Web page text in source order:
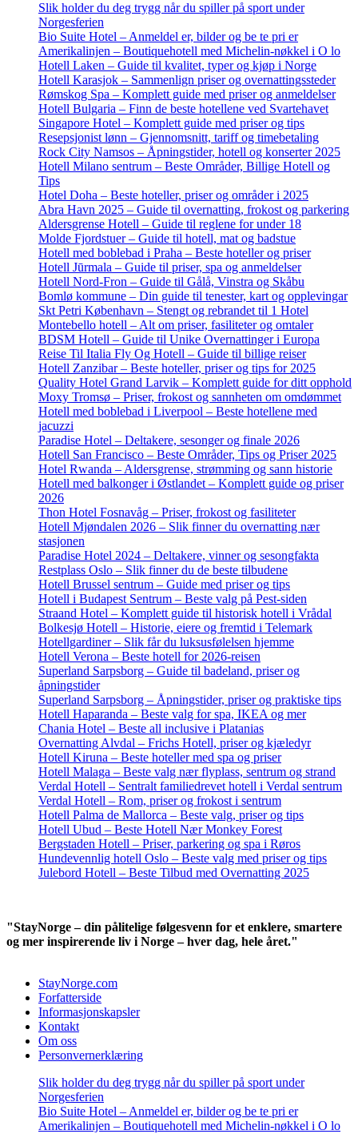
Slik holder du deg trygg når du spiller på sport under
Norgesferien
Bio Suite Hotel – Anmeldel er, bilder og be te pri er
Amerikalinjen – Boutiquehotell med Michelin-nøkkel i O lo
Hotell Laken – Guide til kvalitet, typer og kjøp i Norge
Hotell Karasjok – Sammenlign priser og overnattingssteder
Rømskog Spa – Komplett guide med priser og anmeldelser
Hotell Bulgaria – Finn de beste hotellene ved Svartehavet
Singapore Hotel – Komplett guide med priser og tips
Resepsjonist lønn – Gjennomsnitt, tariff og timebetaling
Rock City Namsos – Åpningstider, hotell og konserter 2025
Hotell Milano sentrum – Beste Områder, Billige Hotell og
Tips
Hotel Doha – Beste hoteller, priser og områder i 2025
Abra Havn 2025 – Guide til overnatting, frokost og parkering
Aldersgrense Hotell – Guide til reglene for under 18
Molde Fjordstuer – Guide til hotell, mat og badstue
Hotell med boblebad i Praha – Beste hoteller og priser
Hotell Jūrmala – Guide til priser, spa og anmeldelser
Hotell Nord-Fron – Guide til Gålå, Vinstra og Skåbu
Bomlø kommune – Din guide til tenester, kart og opplevingar
Skt Petri København – Stengt og rebrandet til 1 Hotel
Montebello hotell – Alt om priser, fasiliteter og omtaler
BDSM Hotell – Guide til Unike Overnattinger i Europa
Reise Til Italia Fly Og Hotell – Guide til billige reiser
Hotell Zanzibar – Beste hoteller, priser og tips for 2025
Quality Hotel Grand Larvik – Komplett guide for ditt opphold
Moxy Tromsø – Priser, frokost og sannheten om omdømmet
Hotell med boblebad i Liverpool – Beste hotellene med
jacuzzi
Paradise Hotel – Deltakere, sesonger og finale 2026
Hotell San Francisco – Beste Områder, Tips og Priser 2025
Hotel Rwanda – Aldersgrense, strømming og sann historie
Hotell med balkonger i Østlandet – Komplett guide og priser
2026
Thon Hotel Fosnavåg – Priser, frokost og fasiliteter
Hotell Mjøndalen 2026 – Slik finner du overnatting nær
stasjonen
Paradise Hotel 2024 – Deltakere, vinner og sesongfakta
Restplass Oslo – Slik finner du de beste tilbudene
Hotell Brussel sentrum – Guide med priser og tips
Hotell i Budapest Sentrum – Beste valg på Pest-siden
Straand Hotel – Komplett guide til historisk hotell i Vrådal
Bolkesjø Hotell – Historie, eiere og fremtid i Telemark
Hotellgardiner – Slik får du luksusfølelsen hjemme
Hotell Verona – Beste hotell for 2026-reisen
Superland Sarpsborg – Guide til badeland, priser og
åpningstider
Superland Sarpsborg – Åpningstider, priser og praktiske tips
Hotell Haparanda – Beste valg for spa, IKEA og mer
Chania Hotel – Beste all inclusive i Platanias
Overnatting Alvdal – Frichs Hotell, priser og kjæledyr
Hotell Kiruna – Beste hoteller med spa og priser
Hotell Malaga – Beste valg nær flyplass, sentrum og strand
Verdal Hotell – Sentralt familiedrevet hotell i Verdal sentrum
Verdal Hotell – Rom, priser og frokost i sentrum
Hotell Palma de Mallorca – Beste valg, priser og tips
Hotell Ubud – Beste Hotell Nær Monkey Forest
Bergstaden Hotell – Priser, parkering og spa i Røros
Hundevennlig hotell Oslo – Beste valg med priser og tips
Julebord Hotell – Beste Tilbud med Overnatting 2025
"StayNorge – din pålitelige følgesvenn for et enklere, smartere
og mer inspirerende liv i Norge – hver dag, hele året."
StayNorge.com
Forfatterside
Informasjonskapsler
Kontakt
Om oss
Personvernerklæring
Slik holder du deg trygg når du spiller på sport under
Norgesferien
Bio Suite Hotel – Anmeldel er, bilder og be te pri er
Amerikalinjen – Boutiquehotell med Michelin-nøkkel i O lo